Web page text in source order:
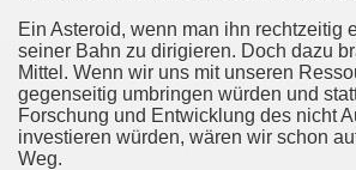
Ein Asteroid, wenn man ihn rechtzeitig
seiner Bahn zu dirigieren. Doch dazu
Mittel. Wenn wir uns mit unseren
gegenseitig umbringen würden und
Forschung und Entwicklung des nicht
investieren würden, wären wir schon
Weg.